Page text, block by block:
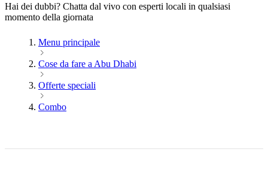
Hai dei dubbi? Chatta dal vivo con esperti locali in qualsiasi
momento della giornata
Menu principale
Cose da fare a Abu Dhabi
Offerte speciali
Combo